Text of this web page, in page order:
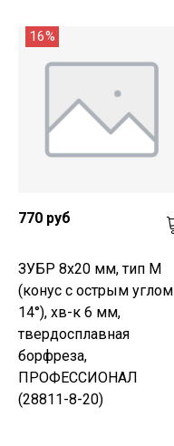
16%
770 руб
ЗУБР 8х20 мм, тип M
(конус с острым углом
14°), хв-к 6 мм,
твердосплавная
борфреза,
ПРОФЕССИОНАЛ
(28811-8-20)